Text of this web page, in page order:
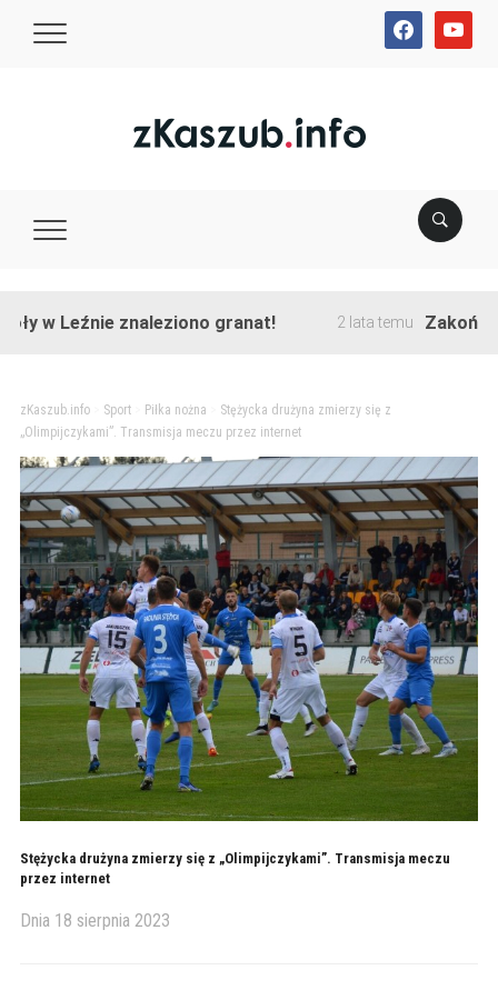
facebookyoutube
znaleziono granat! 2 lata temu Zakończono
zKaszub.info> Sport> Piłka nożna
Stężycka drużyna zmierzy się z
„Olimpijczykami”. Transmisja meczu przez internet
Stężycka drużyna zmierzy się z „Olimpijczykami”. Transmisja meczu
przez internet
Dnia 18 sierpnia 2023